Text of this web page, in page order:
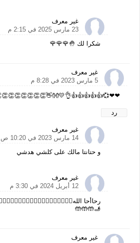
غير معرف
23 مارس 2025 في 2:15 م
شكرا لك 🤚🌹🌹🌹
غير معرف
5 مارس 2023 في 8:28 م
رد
غير معرف
14 مارس 2023 في 10:20 ص
و حتانتا مالك على كلشي هدشي
غير معرف
12 أبريل 2024 في 3:30 م
رحاأحا
🫸🤲🤲🤲
غير معرف